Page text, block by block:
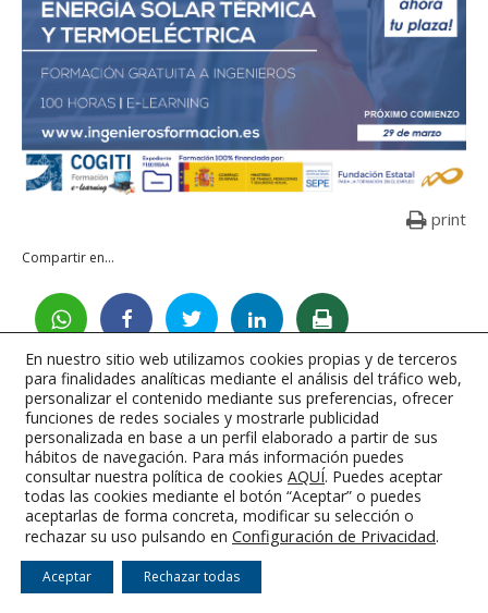
print
Compartir en...
Colegio Oficial de Graduados e Ingenieros Técnicos Industriales de
Albacete
Aviso Legal- Condiciones Generales-RGPD-Cookies
En nuestro sitio web utilizamos cookies propias y de terceros
para finalidades analíticas mediante el análisis del tráfico web,
personalizar el contenido mediante sus preferencias, ofrecer
funciones de redes sociales y mostrarle publicidad
personalizada en base a un perfil elaborado a partir de sus
hábitos de navegación. Para más información puedes
consultar nuestra política de cookies AQUÍ. Puedes aceptar
todas las cookies mediante el botón “Aceptar” o puedes
aceptarlas de forma concreta, modificar su selección o
rechazar su uso pulsando en Configuración de Privacidad.
Aceptar Rechazar todas